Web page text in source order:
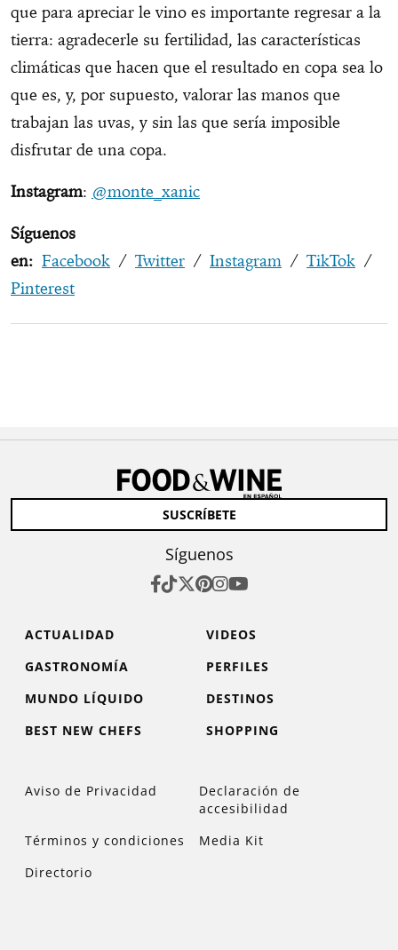
que para apreciar le vino es importante regresar a la
tierra: agradecerle su fertilidad, las características
climáticas que hacen que el resultado en copa sea lo
que es, y, por supuesto, valorar las manos que
trabajan las uvas, y sin las que sería imposible
disfrutar de una copa.
Instagram: @monte_xanic
Síguenos
en: Facebook / Twitter / Instagram / TikTok /
Pinterest
SUSCRÍBETE
Síguenos
ACTUALIDAD
VIDEOS
GASTRONOMÍA
PERFILES
MUNDO LÍQUIDO
DESTINOS
BEST NEW CHEFS
SHOPPING
Aviso de Privacidad
Declaración de
accesibilidad
Términos y condiciones
Media Kit
Directorio